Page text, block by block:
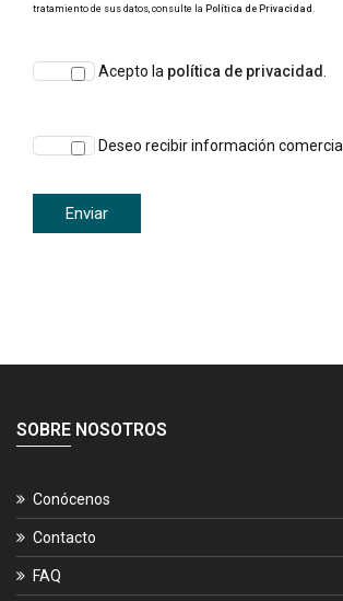
tratamiento de sus datos, consulte la Política de Privacidad
Acepto la política de privacidad
Deseo recibir información comercial.
SOBRE NOSOTROS
Conócenos
Contacto
FAQ